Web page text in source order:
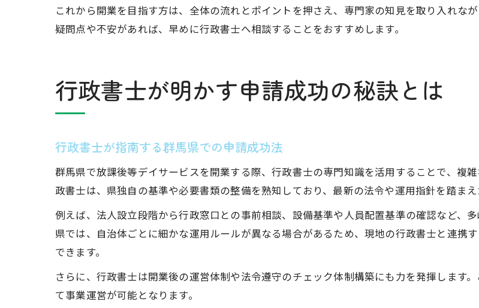
これから開業を目指す方は、全体の流れとポイントを押さえ、専門家の知見を取り入れな
疑問点や不安があれば、早めに行政書士へ相談することをおすすめします。
行政書士が明かす申請成功の秘訣とは
行政書士が指南する群馬県での申請成功法
群馬県で放課後等デイサービスを開業する際、行政書士の専門知識を活用することで、複
政書士は、県独自の基準や必要書類の整備を熟知しており、最新の法令や運用指針を踏まえ
例えば、法人設立段階から行政窓口との事前相談、設備基準や人員配置基準の確認など、
県では、自治体ごとに細かな運用ルールが異なる場合があるため、現地の行政書士と連携
できます。
さらに、行政書士は開業後の運営体制や法令遵守のチェック体制構築にも力を発揮します
て事業運営が可能となります。